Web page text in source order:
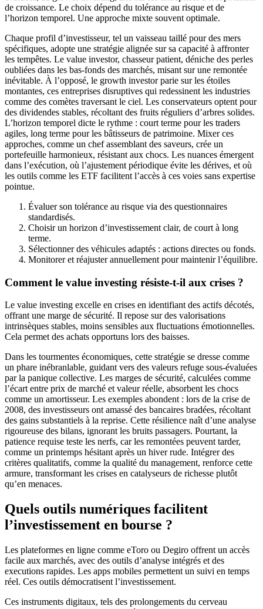
de croissance. Le choix dépend du tolérance au risque et de
l’horizon temporel. Une approche mixte souvent optimale.
Chaque profil d’investisseur, tel un vaisseau taillé pour des mers
spécifiques, adopte une stratégie alignée sur sa capacité à affronter
les tempêtes. Le value investor, chasseur patient, déniche des perles
oubliées dans les bas-fonds des marchés, misant sur une remontée
inévitable. À l’opposé, le growth investor parie sur les étoiles
montantes, ces entreprises disruptives qui redessinent les industries
comme des comètes traversant le ciel. Les conservateurs optent pour
des dividendes stables, récoltant des fruits réguliers d’arbres solides.
L’horizon temporel dicte le rythme : court terme pour les traders
agiles, long terme pour les bâtisseurs de patrimoine. Mixer ces
approches, comme un chef assemblant des saveurs, crée un
portefeuille harmonieux, résistant aux chocs. Les nuances émergent
dans l’exécution, où l’ajustement périodique évite les dérives, et où
les outils comme les ETF facilitent l’accès à ces voies sans expertise
pointue.
Évaluer son tolérance au risque via des questionnaires
standardisés.
Choisir un horizon d’investissement clair, de court à long
terme.
Sélectionner des véhicules adaptés : actions directes ou fonds.
Monitorer et réajuster annuellement pour maintenir l’équilibre.
Comment le value investing résiste-t-il aux crises ?
Le value investing excelle en crises en identifiant des actifs décotés,
offrant une marge de sécurité. Il repose sur des valorisations
intrinsèques stables, moins sensibles aux fluctuations émotionnelles.
Cela permet des achats opportuns lors des baisses.
Dans les tourmentes économiques, cette stratégie se dresse comme
un phare inébranlable, guidant vers des valeurs refuge sous-évaluées
par la panique collective. Les marges de sécurité, calculées comme
l’écart entre prix de marché et valeur réelle, absorbent les chocs
comme un amortisseur. Les exemples abondent : lors de la crise de
2008, des investisseurs ont amassé des bancaires bradées, récoltant
des gains substantiels à la reprise. Cette résilience naît d’une analyse
rigoureuse des bilans, ignorant les bruits passagers. Pourtant, la
patience requise teste les nerfs, car les remontées peuvent tarder,
comme un printemps hésitant après un hiver rude. Intégrer des
critères qualitatifs, comme la qualité du management, renforce cette
armure, transformant les crises en catalyseurs de richesse plutôt
qu’en menaces.
Quels outils numériques facilitent
l’investissement en bourse ?
Les plateformes en ligne comme eToro ou Degiro offrent un accès
facile aux marchés, avec des outils d’analyse intégrés et des
executions rapides. Les apps mobiles permettent un suivi en temps
réel. Ces outils démocratisent l’investissement.
Ces instruments digitaux, tels des prolongements du cerveau